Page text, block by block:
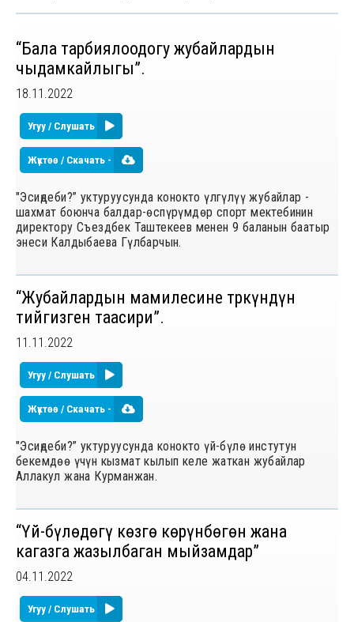
“Бала тарбиялоодогу жубайлардын
чыдамкайлыгы”.
18.11.2022
Угуу / Слушать
Жүктөө / Скачать -
"Эсиңдеби?” уктуруусунда конокто үлгүлүү жубайлар -
шахмат боюнча балдар-ѳспүрүмдѳр спорт мектебинин
директору Съездбек Таштекеев менен 9 баланын баатыр
энеси Калдыбаева Гүлбарчын.
“Жубайлардын мамилесине төркүндүн
тийгизген таасири”.
11.11.2022
Угуу / Слушать
Жүктөө / Скачать -
"Эсиңдеби?” уктуруусунда конокто үй-бүлө инстутун
бекемдөө үчүн кызмат кылып келе жаткан жубайлар
Аллакул жана Курманжан.
“Үй-бүлѳдѳгү кѳзгѳ кѳрүнбѳгѳн жана
кагазга жазылбаган мыйзамдар”
04.11.2022
Угуу / Слушать